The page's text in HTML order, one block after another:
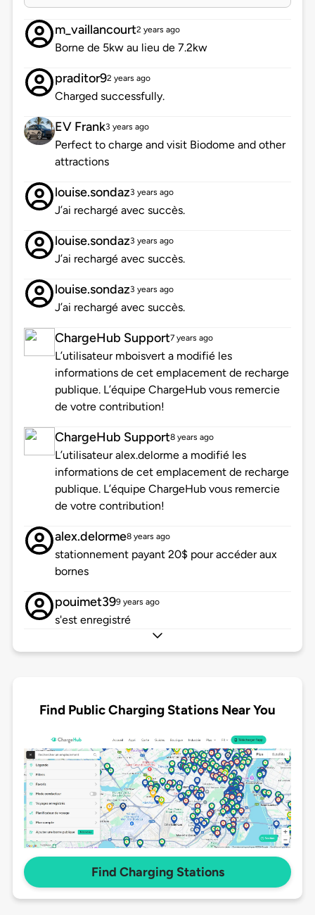
m_vaillancourt2 years ago
Borne de 5kw au lieu de 7.2kw
praditor92 years ago
Charged successfully.
EV Frank3 years ago
Perfect to charge and visit Biodome and other
attractions
louise.sondaz3 years ago
J’ai rechargé avec succès.
louise.sondaz3 years ago
J’ai rechargé avec succès.
louise.sondaz3 years ago
J’ai rechargé avec succès.
ChargeHub Support7 years ago
L’utilisateur mboisvert a modifié les
informations de cet emplacement de recharge
publique. L’équipe ChargeHub vous remercie
de votre contribution!
ChargeHub Support8 years ago
L’utilisateur alex.delorme a modifié les
informations de cet emplacement de recharge
publique. L’équipe ChargeHub vous remercie
de votre contribution!
alex.delorme8 years ago
stationnement payant 20$ pour accéder aux
bornes
pouimet399 years ago
s'est enregistré
Find Public Charging Stations Near You
Find Charging Stations